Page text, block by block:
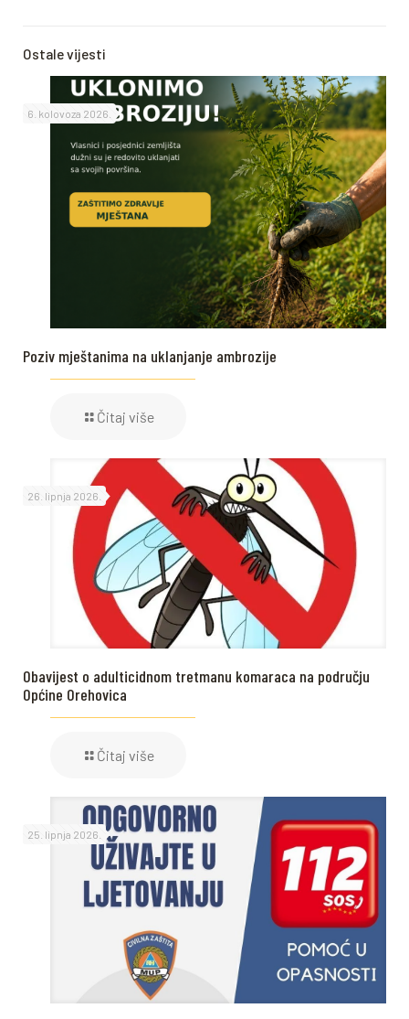
Ostale vijesti
6. kolovoza 2026.
Poziv mještanima na uklanjanje ambrozije
Čitaj više
26. lipnja 2026.
Obavijest o adulticidnom tretmanu komaraca na području
Općine Orehovica
Čitaj više
25. lipnja 2026.